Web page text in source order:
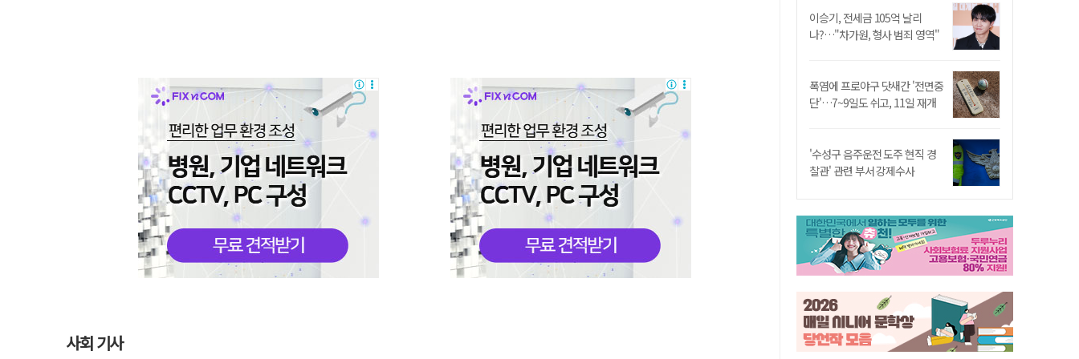
사회 기사
이승기, 전세금 105억 날리
나?…"차가원, 형사 범죄 영역"
폭염에 프로야구 닷새간 '전면중
단'…7~9일도 쉬고, 11일 재개
'수성구 음주운전 도주 현직 경
찰관' 관련 부서 강제수사